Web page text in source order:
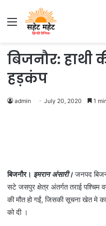
Menu
बिजनौर: हाथी
हड़कंप
admin July 20, 2020 1
बिजनौर। इमरान अंसारी।जनपद
सटे जसपुर क्षेत्र अंतर्गत तराई पश्चिम
की मौत हो गईं, जिसकी सूचना खेत मे
को दी ।